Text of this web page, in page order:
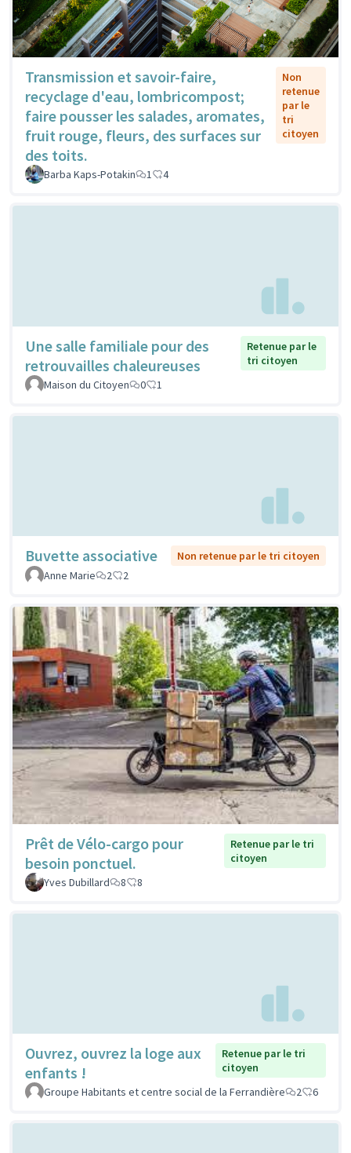
Transmission et savoir-faire,
recyclage d'eau, lombricompost;
faire pousser les salades, aromates,
fruit rouge, fleurs, des surfaces sur
des toits.
Non
retenue
par le
tri
citoyen
Barba Kaps-Potakin 1 4
Une salle familiale pour des
retrouvailles chaleureuses
Retenue par le
tri citoyen
Maison du Citoyen
0 1
Buvette associative
Non retenue par le tri citoyen
Anne Marie
2 2
Prêt de Vélo-cargo pour
besoin ponctuel.
Retenue par le tri
citoyen
Yves Dubillard
8 8
Ouvrez, ouvrez la loge aux
enfants !
Retenue par le tri
citoyen
Groupe Habitants et centre social de la Ferrandière
2 6